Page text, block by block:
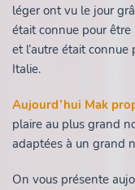
léger ont vu le jour
était connue pour
et l’autre était
Italie.
Aujourd’hui Mak
plaire au plus grand
adaptées à un grand
On vous présente